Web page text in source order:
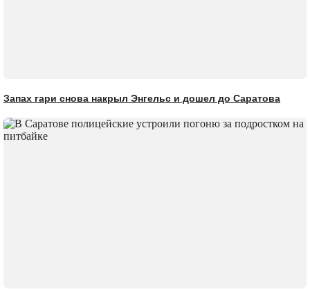
Запах гари снова накрыл Энгельс и дошел до Саратова